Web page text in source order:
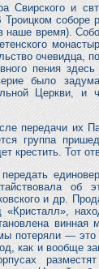
Свирского и
соборе
время).
очевидца,
пения
было
Церкви, и
передачи их
группа
крестить. Тот
и др.
«Кристалл»,
винная
потеряли —
как и вообще